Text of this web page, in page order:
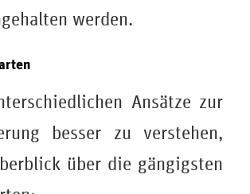
werden.
Ansätze zur
besser zu verstehen,
über die gängigsten